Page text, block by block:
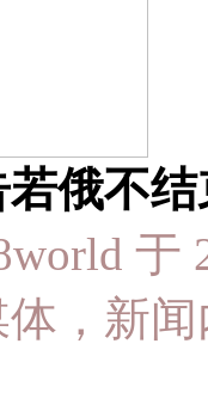
俄不
于
，新